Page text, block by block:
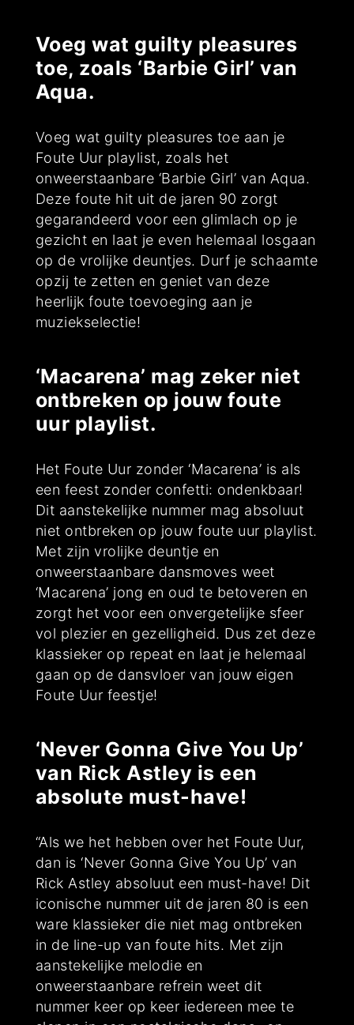
Voeg wat guilty pleasures
toe, zoals ‘Barbie Girl’ van
Aqua.
Voeg wat guilty pleasures toe aan je
Foute Uur playlist, zoals het
onweerstaanbare ‘Barbie Girl’ van Aqua.
Deze foute hit uit de jaren 90 zorgt
gegarandeerd voor een glimlach op je
gezicht en laat je even helemaal losgaan
op de vrolijke deuntjes. Durf je schaamte
opzij te zetten en geniet van deze
heerlijk foute toevoeging aan je
muziekselectie!
‘Macarena’ mag zeker niet
ontbreken op jouw foute
uur playlist.
Het Foute Uur zonder ‘Macarena’ is als
een feest zonder confetti: ondenkbaar!
Dit aanstekelijke nummer mag absoluut
niet ontbreken op jouw foute uur playlist.
Met zijn vrolijke deuntje en
onweerstaanbare dansmoves weet
‘Macarena’ jong en oud te betoveren en
zorgt het voor een onvergetelijke sfeer
vol plezier en gezelligheid. Dus zet deze
klassieker op repeat en laat je helemaal
gaan op de dansvloer van jouw eigen
Foute Uur feestje!
‘Never Gonna Give You Up’
van Rick Astley is een
absolute must-have!
“Als we het hebben over het Foute Uur,
dan is ‘Never Gonna Give You Up’ van
Rick Astley absoluut een must-have! Dit
iconische nummer uit de jaren 80 is een
ware klassieker die niet mag ontbreken
in de line-up van foute hits. Met zijn
aanstekelijke melodie en
onweerstaanbare refrein weet dit
nummer keer op keer iedereen mee te